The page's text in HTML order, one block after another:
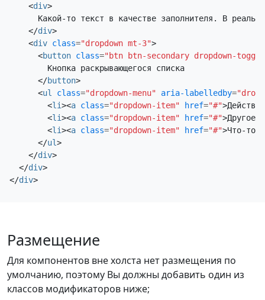
<div>
Какой-то текст в качестве заполнителя. В
</div>
<div class="dropdown mt-3">
<button class="btn btn-secondary dropdown-
        Кнопка раскрывающегося списка
</button>
<ul class="dropdown-menu" aria-labelledby=
<li><a class="dropdown-item" href="#">Действие
<li><a class="dropdown-item" href="#">Другое
<li><a class="dropdown-item" href="#">Что-то
</ul>
</div>
</div>
</div>
Размещение
Для компонентов вне холста нет размещения по
умолчанию, поэтому Вы должны добавить один из
классов модификаторов ниже;